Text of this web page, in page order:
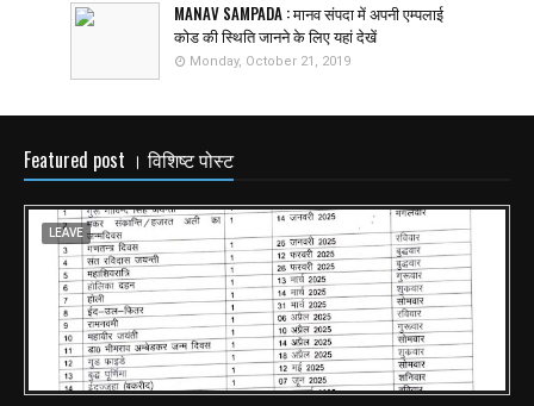
MANAV SAMPADA : मानव संपदा में अपनी एम्पलाई
कोड की स्थिति जानने के लिए यहां देखें
Monday, October 21, 2019
Featured post । विशिष्ट पोस्ट
LEAVE